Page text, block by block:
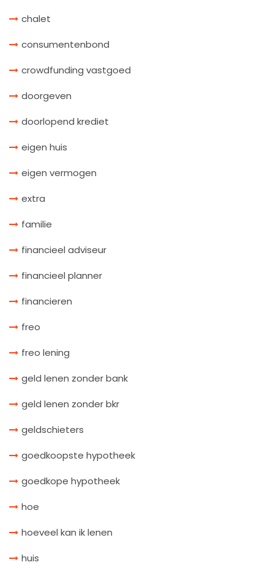
chalet
consumentenbond
crowdfunding vastgoed
doorgeven
doorlopend krediet
eigen huis
eigen vermogen
extra
familie
financieel adviseur
financieel planner
financieren
freo
freo lening
geld lenen zonder bank
geld lenen zonder bkr
geldschieters
goedkoopste hypotheek
goedkope hypotheek
hoe
hoeveel kan ik lenen
huis